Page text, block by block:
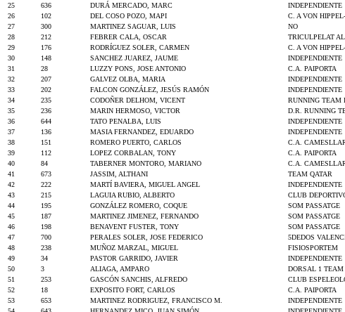
25
636 DURÁ MERCADO, MARC INDEPENDIENTE
26
102 DEL COSO POZO, MAPI C. A VON
27
300 MARTINEZ SAGUAR, LUIS NO
28
212 FEBRER CALA, OSCAR TRICULPELAT
29
176 RODRÍGUEZ SOLER, CARMEN C. A VON
30
148 SANCHEZ JUAREZ, JAUME INDEPENDIENTE
31
28 LUZZY PONS, JOSE ANTONIO C.A. PAIPORTA
32
207 GALVEZ OLBA, MARIA INDEPENDIENTE
33
202 FALCON GONZÁLEZ, JESÚS RAMÓN INDEPENDIENTE
34
235 CODOÑER DELHOM, VICENT RUNNING TEAM
35
236 MARIN HERMOSO, VICTOR D.R. RUNNING
36
644 TATO PENALBA, LUIS INDEPENDIENTE
37
136 MASIA FERNANDEZ, EDUARDO INDEPENDIENTE
38
151 ROMERO PUERTO, CARLOS C.A.
39
112 LOPEZ CORBALAN, TONY C.A. PAIPORTA
40
84 TABERNER MONTORO, MARIANO C.A.
41
673 JASSIM, ALTHANI TEAM QATAR
42
222 MARTÍ BAVIERA, MIGUEL ANGEL INDEPENDIENTE
43
215 LAGUIA RUBIO, ALBERTO CLUB
44
195 GONZÁLEZ ROMERO, COQUE SOM PASSATGE
45
187 MARTINEZ JIMENEZ, FERNANDO SOM PASSATGE
46
198 BENAVENT FUSTER, TONY SOM PASSATGE
47
700 PERALES SOLER, JOSE FEDERICO 5DEDOS
48
238 MUÑOZ MARZAL, MIGUEL FISIOSPORTEM
49
34 PASTOR GARRIDO, JAVIER INDEPENDIENTE
50
3 ALIAGA, AMPARO DORSAL 1 TEAM
51
253 GASCÓN SANCHIS, ALFREDO CLUB
52
18 EXPOSITO FORT, CARLOS C.A. PAIPORTA
53
653 MARTINEZ RODRIGUEZ, FRANCISCO M. INDEPENDIENTE